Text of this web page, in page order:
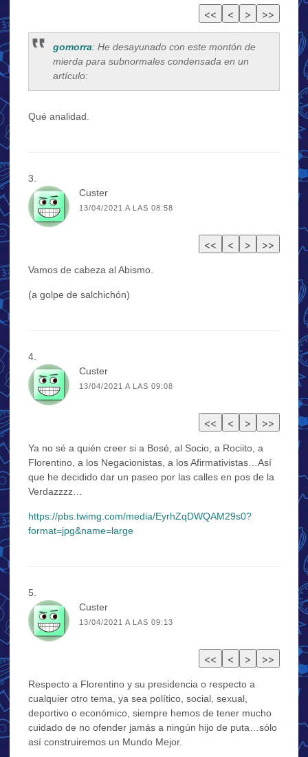
gomorra: He desayunado con este montón de
mierda para subnormales condensada en un
artículo:
Qué analidad.
Custer
13/04/2021 A LAS 08:58
Vamos de cabeza al Abismo.
(a golpe de salchichón)
Custer
13/04/2021 A LAS 09:08
Ya no sé a quién creer si a Bosé, al Socio, a Rociito, a
Florentino, a los Negacionistas, a los Afirmativistas…Así
que he decidido dar un paseo por las calles en pos de la
Verdazzzz…
https://pbs.twimg.com/media/EyrhZqDWQAM29s0?
format=jpg&name=large
Custer
13/04/2021 A LAS 09:13
Respecto a Florentino y su presidencia o respecto a
cualquier otro tema, ya sea político, social, sexual,
deportivo o económico, siempre hemos de tener mucho
cuidado de no ofender jamás a ningún hijo de puta…sólo
así construiremos un Mundo Mejor.